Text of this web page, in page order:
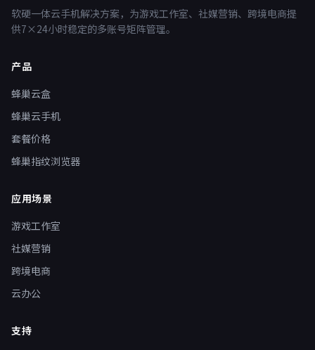
软硬一体云手机解决方案，为游戏工作室、社媒营销、跨境电商提
供7×24小时稳定的多账号矩阵管理。
产品
蜂巢云盒
蜂巢云手机
套餐价格
蜂巢指纹浏览器
应用场景
游戏工作室
社媒营销
跨境电商
云办公
支持